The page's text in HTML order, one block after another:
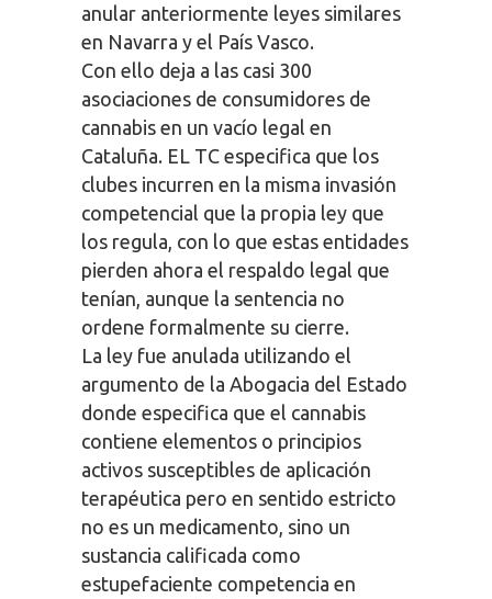
anular anteriormente leyes similares
en Navarra y el País Vasco.
Con ello deja a las casi 300
asociaciones de consumidores de
cannabis en un vacío legal en
Cataluña. EL TC especifica que los
clubes incurren en la misma invasión
competencial que la propia ley que
los regula, con lo que estas entidades
pierden ahora el respaldo legal que
tenían, aunque la sentencia no
ordene formalmente su cierre.
La ley fue anulada utilizando el
argumento de la Abogacia del Estado
donde especifica que el cannabis
contiene elementos o principios
activos susceptibles de aplicación
terapéutica pero en sentido estricto
no es un medicamento, sino un
sustancia calificada como
estupefaciente competencia en